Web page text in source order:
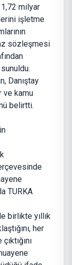
milyar
işletme
sözleşmesi
Danıştay
ve kamu
belirtti.
TURKA
birlikte yıllık
her